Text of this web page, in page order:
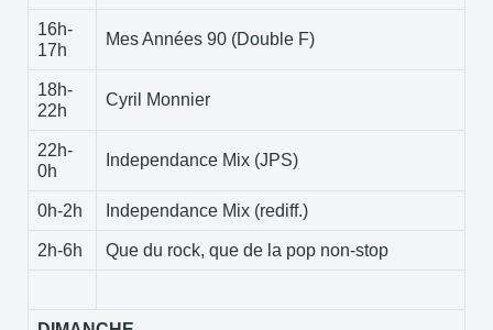
16h-
17h
Mes Années 90 (Double F)
18h-
22h
Cyril Monnier
22h-
0h
Independance Mix (JPS)
0h-2h Independance Mix (rediff.)
2h-6h Que du rock, que de la pop non-stop